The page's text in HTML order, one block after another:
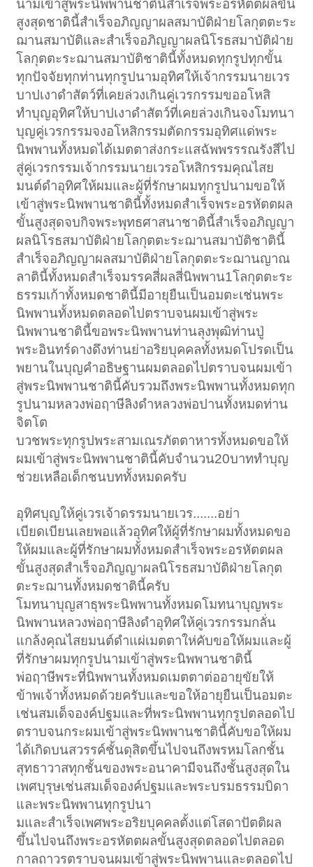
นามเข้าสู่พระนิพพานชาตินี้สำเร็จพระอรหัตตผลขั้น
สูงสุดชาตินี้สำเร็จอภิญญาผลสมาบัติฝ่ายโลกุตตะระ
ฌานสมาบัติและสำเร็จอภิญญาผลนิโรธสมาบัติฝ่าย
โลกุตตะระฌานสมาบัติชาตินี้ทั้งหมดทุกรูปทุกขั้น
ทุกปัจจัยทุกท่านทุกรูปนามอุทิศให้เจ้ากรรมนายเวร
บาปเงาดำสัตว์ที่เคยล่วงเกินคู่เวรกรรมขออโหสิ
ทำบุญอุทิศให้บาปเงาดำสัตว์ที่เคยล่วงเกินจงโมทนา
บุญคู่เวรกรรมจงอโหสิกรรมตัดกรรมอุทิศแด่พระ
นิพพานทั้งหมดได้เมตตาส่งกระแสฉัพพรรรณรังสีไป
สู่คู่เวรกรรมเจ้ากรรมนายเวรอโหสิกรรมคุณไสย
มนต์ดำอุทิศให้ผมและผู้ที่รักษาผมทุกรูปนามขอให้
เข้าสู่พระนิพพานชาตินี้ทั้งหมดสำเร็จพระอรหัตตผล
ขั้นสูงสุดจบกิจพระพุทธศาสนาชาตินี้สำเร็จอภิญญา
ผลนิโรธสมาบัติฝ่ายโลกุตตะระฌานสมาบัติชาตินี้
สำเร็จอภิญญาผลสมาบัติฝ่ายโลกุตตะระฌานญาณ
ลาตินี้ทั้งหมดสำเร็จมรรคสี่ผลสี่นิพพาน1โลกุตตะระ
ธรรมเก้าทั้งหมดชาตินี้มีอายุยืนเป็นอมตะเช่นพระ
นิพพานทั้งหมดตลอดไปตราบจนผมเข้าสู่พระ
นิพพานชาตินี้ขอพระนิพพานท่านลุงพุฒิท่านปู่
พระอินทร์ดางดึงท่านย่าอริยบุคคลทั้งหมดโปรดเป็น
พยานในบุญคำอธิษฐานผมตลอดไปตราบจนผมเข้า
สู่พระนิพพานชาตินี้คับรวมถึงพระนิพพานทั้งหมดทุก
รูปนามหลวงพ่อฤาษีลิงดำหลวงพ่อปานทั้งหมดท่าน
จิตโต
บวชพระทุกรูปพระสามเณรภัตตาหารทั้งหมดขอให้
ผมเข้าสู่พระนิพพานชาตินี้คับจำนวน20บาททำบุญ
ช่วยเหลือเด็กชนบททั้งหมดครับ
อุทิศบุญให้คู่เวรเจ้าดรรมนายเวร.......อย่า
เบียดเบียนเลยพอแล้วอุทิศให้ผู้ที่รักษาผมทั้งหมดขอ
ให้ผมและผู้ที่รักษาผมทั้งหมดสำเร็จพระอรหัตตผล
ขั้นสูงสุดสำเร็จอภิญญาผลนิโรธสมาบัติฝ่ายโลกุต
ตะระฌานทั้งหมดชาตินี้ครับ
โมทนาบุญสาธุพระนิพพานทั้งหมดโมทนาบุญพระ
นิพพานหลวงพ่อฤาษีลิงดำอุทิศให้คู่เวรกรรมกลั่น
แกล้งคุณไสยมนต์ดำแผ่เมตตาให่คับขอให้ผมและผู้
ที่รักษาผมทุกรูปนามเข้าสู่พระนิพพานชาตินี้
พ่อฤาษีพระที่นิพพานทั้งหมดเมตตาต่ออายุขัยให้
ข้าพเจ้าทั้งหมดด้วยครับและขอให้อายุยืนเป็นอมตะ
เช่นสมเด็จองค์ปฐมและที่พระนิพพานทุกรูปตลอดไป
ตราบจนกระผมเข้าสู่พระนิพพานชาตินี้คับขอให้ผม
ได้เกิดบนสวรรค์ชั้นดุสิตขึ้นไปจนถึงพรหมโลกชั้น
สุทธาวาสทุกชั้นของพระอนาคามีจนถึงชั้นสูงสุดใน
เพศบุรุษเช่นสมเด็จองค์ปฐมและพระบรมธรรมบิดา
และพระนิพพานทุกรูปนา
มและสำเร็จเพศพระอริยบุคคลตั้งแต่โสดาปัตติผล
ขึ้นไปจนถึงพระอรหัตตผลขั้นสูงสุดตลอดไปตลอด
กาลถาวรตราบจนผมเข้าสู่พระนิพพานและตลอดไป